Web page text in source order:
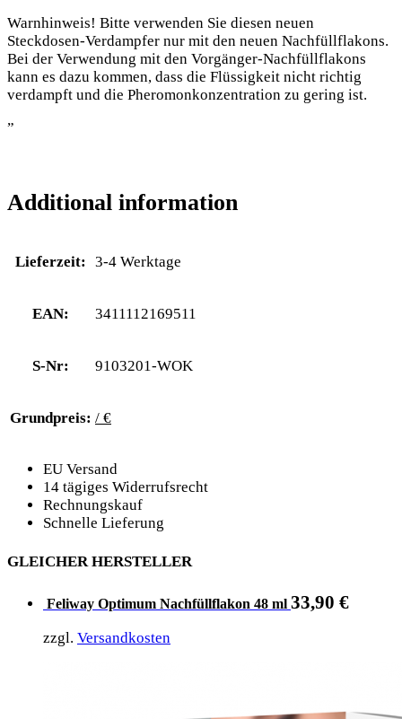
Warnhinweis! Bitte verwenden Sie diesen neuen
Steckdosen-Verdampfer nur mit den neuen Nachfüllflakons.
Bei der Verwendung mit den Vorgänger-Nachfüllflakons
kann es dazu kommen, dass die Flüssigkeit nicht richtig
verdampft und die Pheromonkonzentration zu gering ist.
”
Additional information
Lieferzeit: 3-4 Werktage
EAN: 3411112169511
S-Nr: 9103201-WOK
Grundpreis: / €
EU Versand
14 tägiges Widerrufsrecht
Rechnungskauf
Schnelle Lieferung
GLEICHER HERSTELLER
Feliway Optimum Nachfüllflakon 48 ml 33,90 €
zzgl. Versandkosten